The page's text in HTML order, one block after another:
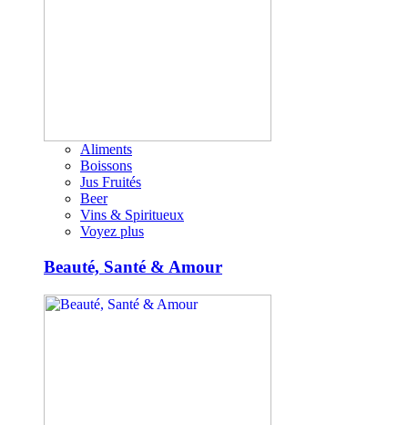
Aliments
Boissons
Jus Fruités
Beer
Vins & Spiritueux
Voyez plus
Beauté, Santé & Amour